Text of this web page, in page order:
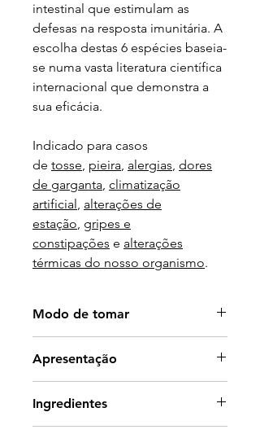
intestinal que estimulam as
defesas na resposta imunitária. A
escolha destas 6 espécies baseia-
se numa vasta literatura científica
internacional que demonstra a
sua eficácia.
Indicado para casos
de tosse, pieira, alergias, dores
de garganta, climatização
artificial, alterações de
estação, gripes e
constipações e alterações
térmicas do nosso organismo.
Modo de tomar
Apresentação
Ingredientes